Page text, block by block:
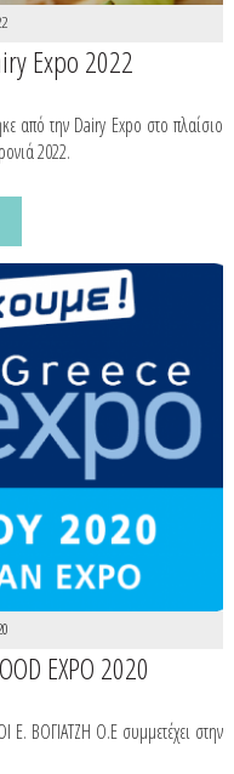
Expo 2022
από την Dairy Expo στο πλαίσιο
2022.
EXPO 2020
Ε. ΒΟΓΙΑΤΖΗ Ο.Ε συμμετέχει στην